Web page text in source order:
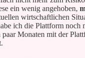
ein wenig angehoben,
wirtschaftlichen
ich die Plattform noch
paar Monaten mit der